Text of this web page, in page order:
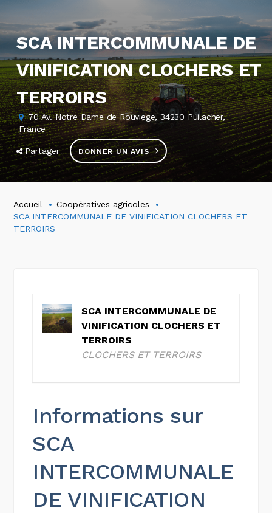
SCA INTERCOMMUNALE DE
VINIFICATION CLOCHERS ET
TERROIRS
70 Av. Notre Dame de Rouviege, 34230 Puilacher,
France
Partager DONNER UN AVIS
Accueil
Coopératives agricoles
SCA INTERCOMMUNALE DE VINIFICATION CLOCHERS ET
TERROIRS
SCA INTERCOMMUNALE DE
VINIFICATION CLOCHERS ET
TERROIRS
CLOCHERS ET TERROIRS
Informations sur
SCA
INTERCOMMUNALE
DE VINIFICATION